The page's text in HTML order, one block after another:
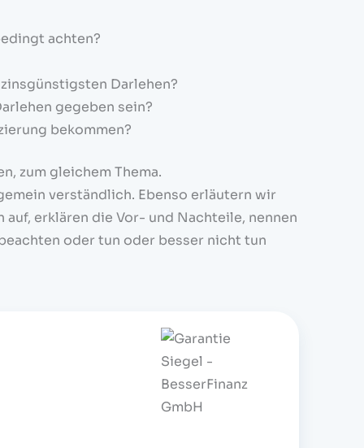
achten?
Darlehen?
gegeben sein?
bekommen?
zum gleichem Thema.
verständlich. Ebenso erläutern wir
erklären die Vor- und Nachteile, nennen
oder tun oder besser nicht tun